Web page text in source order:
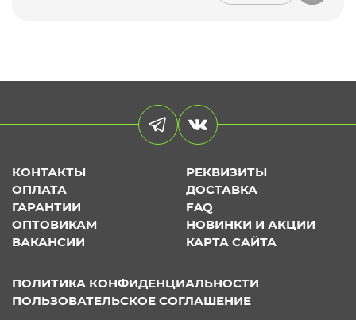
КОНТАКТЫ
РЕКВИЗИТЫ
ОПЛАТА
ДОСТАВКА
ГАРАНТИИ
FAQ
ОПТОВИКАМ
НОВИНКИ И АКЦИИ
ВАКАНСИИ
КАРТА САЙТА
ПОЛИТИКА КОНФИДЕНЦИАЛЬНОСТИ
ПОЛЬЗОВАТЕЛЬСКОЕ СОГЛАШЕНИЕ